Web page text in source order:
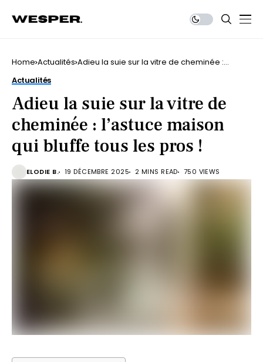
Home Actualités Adieu la suie sur la vitre de cheminée :
Actualités
Adieu la suie sur la vitre de
cheminée : l’astuce maison
qui bluffe tous les pros !
ELODIE B. 19 DÉCEMBRE 2025 2 MINS READ 750 VIEWS